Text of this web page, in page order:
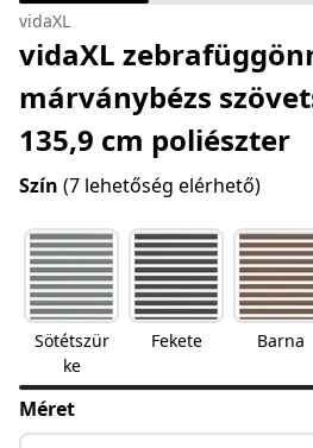
vidaXL
vidaXL
márványbézs
135,9 cm poliészter
Szín (7 lehetőség elérhető)
Sötétszür
ke
Fekete Barna
Méret